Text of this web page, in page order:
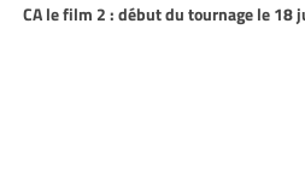
CA le film 2 : début du tournage le 18